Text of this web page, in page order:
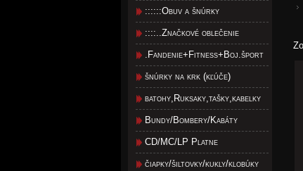
::::::Obuv a šnúrky
::::..Značkové oblečenie
.Fandenie+Fitness+Boj.šport
šnúrky na krk (kľúče)
batohy,Ruksaky,tašky,kabelky
Bundy/Bombery/Kabáty
CD/MC/LP Platne
čiapky/šiltovky/kukly/klobúky